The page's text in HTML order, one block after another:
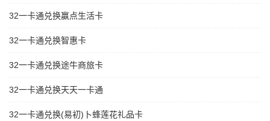
32一卡通兑换赢点生活卡
32一卡通兑换智惠卡
32一卡通兑换途牛商旅卡
32一卡通兑换天天一卡通
32一卡通兑换(易初)卜蜂莲花礼品卡